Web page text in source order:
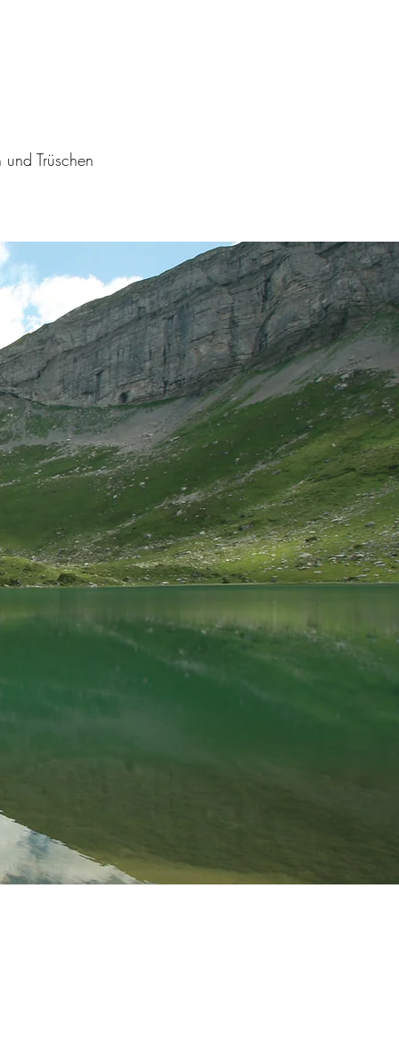
Trüschen